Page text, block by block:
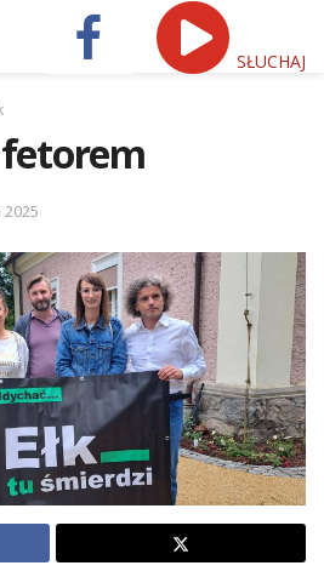
SŁUCHAJ